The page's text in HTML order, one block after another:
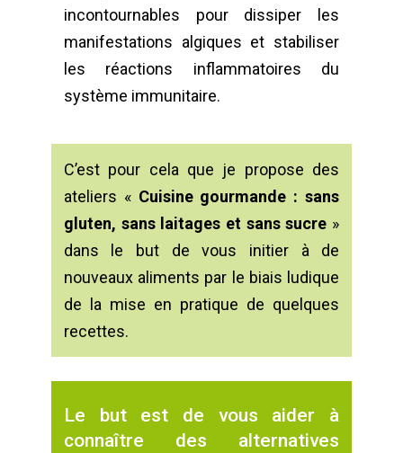
incontournables pour dissiper les
manifestations algiques et stabiliser
les réactions inflammatoires du
système immunitaire.
C’est pour cela que je propose des
ateliers « Cuisine gourmande : sans
gluten, sans laitages et sans sucre »
dans le but de vous initier à de
nouveaux aliments par le biais ludique
de la mise en pratique de quelques
recettes.
Le but est de vous aider à
connaître des alternatives